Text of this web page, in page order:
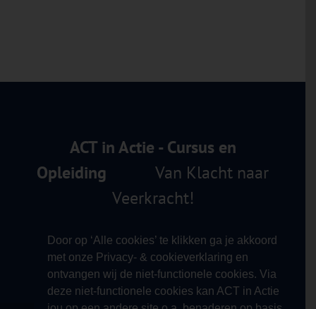
Door op ‘Alle cookies’ te klikken ga je akkoord
met onze Privacy- & cookieverklaring en
ontvangen wij de niet-functionele cookies. Via
deze niet-functionele cookies kan ACT in Actie
ACT in Actie - Cursus en
Opleiding
Van Klacht naar
Veerkracht!